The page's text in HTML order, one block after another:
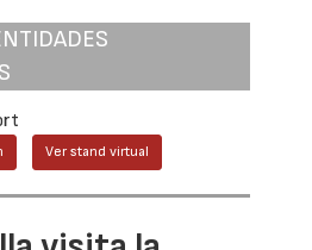
Ver stand virtual